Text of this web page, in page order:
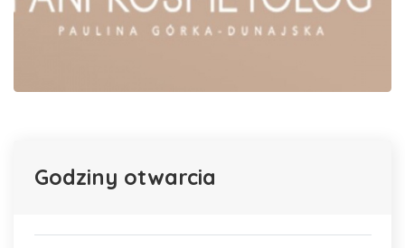
Godziny otwarcia